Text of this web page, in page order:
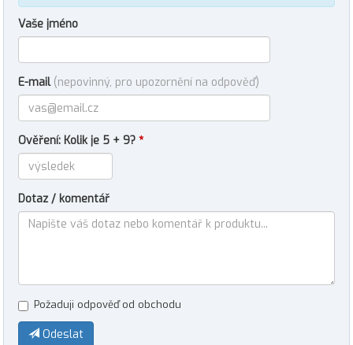
Vaše jméno
E-mail (nepovinný, pro upozornění na odpověď)
Ověření: Kolik je 5 + 9? *
Dotaz / komentář
Požaduji odpověď od obchodu
Odeslat